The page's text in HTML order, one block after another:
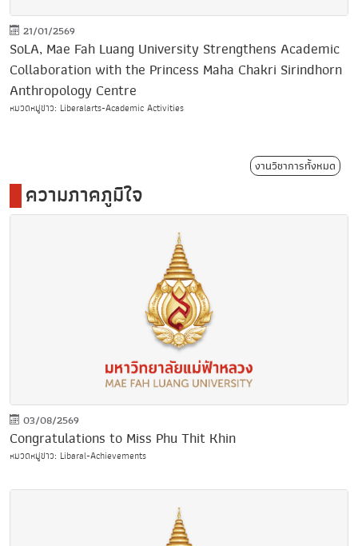
21/01/2569
SoLA, Mae Fah Luang University Strengthens Academic
Collaboration with the Princess Maha Chakri Sirindhorn
Anthropology Centre
หมวดหมู่ข่าว: Liberalarts-Academic Activities
งานวิชาการทั้งหมด
ความภาคภูมิใจ
03/08/2569
Congratulations to Miss Phu Thit Khin
หมวดหมู่ข่าว: Libaral-Achievements